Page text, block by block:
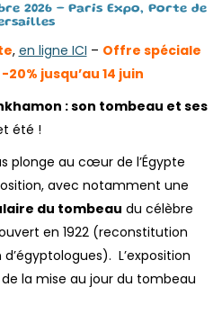
2026 – Paris Expo, Porte de
, en ligne ICI – Offre spéciale
jusqu’au 14 juin
: son tombeau et ses
été !
plonge au cœur de l’Égypte
avec notamment une
du tombeau du célèbre
en 1922 (reconstitution
L’exposition
la mise au jour du tombeau